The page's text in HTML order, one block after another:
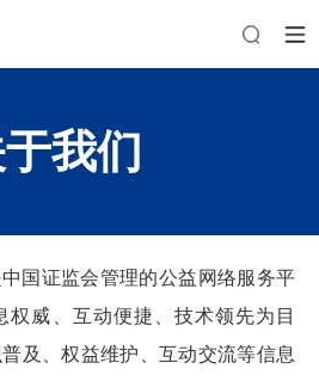
我们
国证监会管理的公益网络服务平
威、 互动便捷、技术领先为目
及、权益维护、互动交流等信息